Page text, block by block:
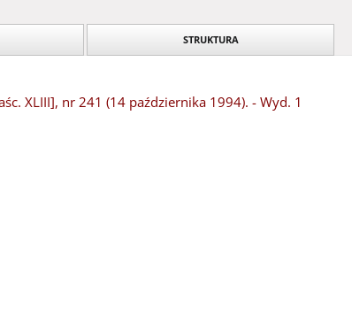
STRUKTURA
XLIII], nr 241 (14 października 1994). - Wyd. 1